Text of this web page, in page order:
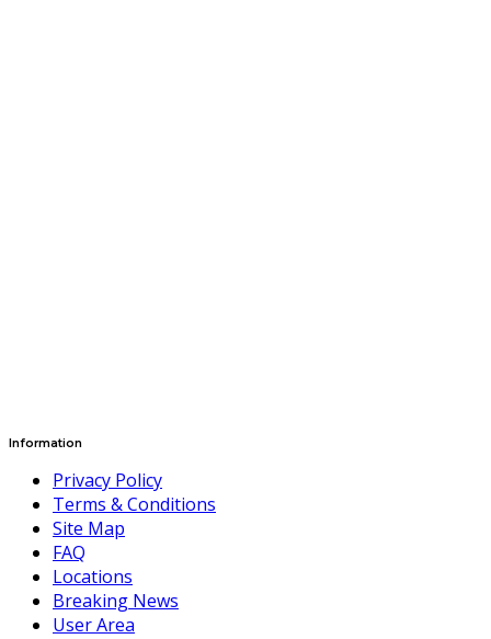
Information
Privacy Policy
Terms & Conditions
Site Map
FAQ
Locations
Breaking News
User Area